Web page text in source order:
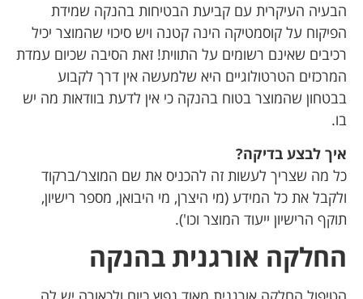
הבעיה העיקרית עם קביעת הבטיחות בהנקה שמידת
הפיקוח על קוסמטיקה הינה קטנה ויש סיכוי שהמוצר יכיל
רכיבים שאינם רשומים על התווית! זאת הסיבה שכיום עמדת
המרכזים הטרטולוגיים היא שלמעשה אין דרך לקבוע
בבטחון שהמוצר בטוח בהנקה כי אין לדעת בוודאות מה יש
בו.
איך לבצע בדיקה?
כל מה שצריך לעשות זה להכניס את שם המוצר/ברקוד
ולקבל את כל המידע (מי היצרן, מי היבואן, מספר רישיון,
תוקף הרישיון ייעוד המוצר וכו').
החלקה אורגנית בהנקה